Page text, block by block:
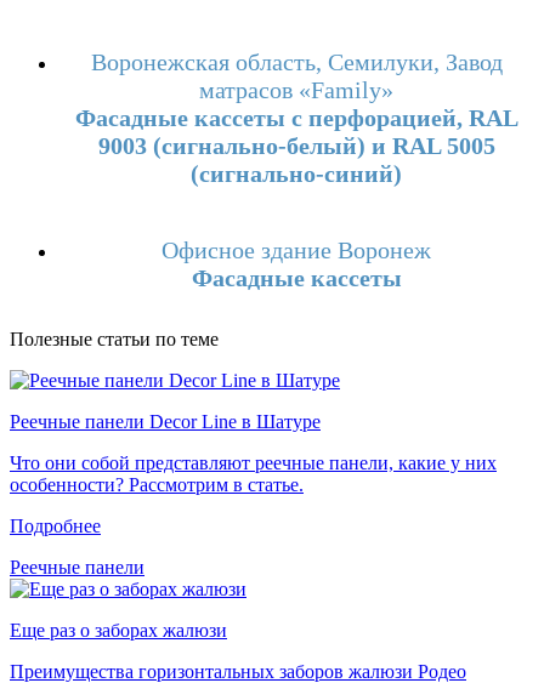
Воронежская область, Семилуки, Завод
матрасов «Family»
Фасадные кассеты с перфорацией, RAL
9003 (сигнально-белый) и RAL 5005
(сигнально-синий)
Офисное здание Воронеж
Фасадные кассеты
Полезные статьи по теме
Реечные панели Decor Line в Шатуре
Что они собой представляют реечные панели, какие у них
особенности? Рассмотрим в статье.
Подробнее
Реечные панели
Еще раз о заборах жалюзи
Преимущества горизонтальных заборов жалюзи Родео